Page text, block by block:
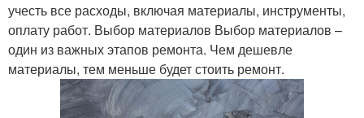
учесть все расходы, включая материалы, инструменты,
оплату работ. Выбор материалов Выбор материалов –
один из важных этапов ремонта. Чем дешевле
материалы, тем меньше будет стоить ремонт.